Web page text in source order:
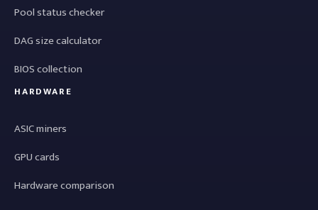
Pool status checker
DAG size calculator
BIOS collection
HARDWARE
ASIC miners
GPU cards
Hardware comparison